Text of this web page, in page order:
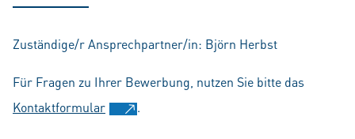
Zuständige/r Ansprechpartner/in: Björn Herbst
Für Fragen zu Ihrer Bewerbung, nutzen Sie bitte das
Kontaktformular
.